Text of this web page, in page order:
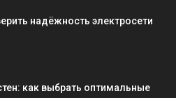
надёжность электросети
как выбрать оптимальные